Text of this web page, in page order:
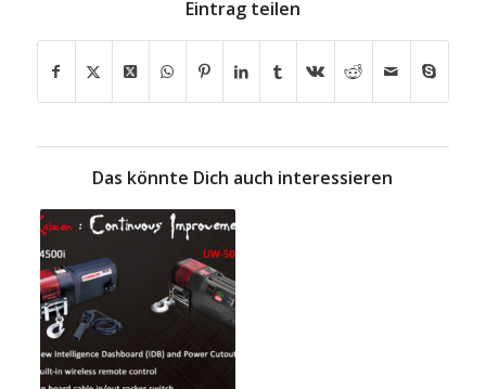
Eintrag teilen
Das könnte Dich auch interessieren